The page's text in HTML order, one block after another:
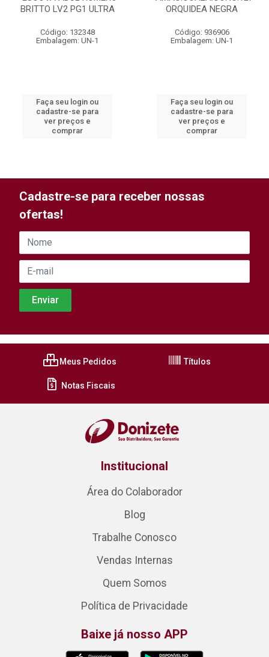
BRITTO LV2 PG1 ULTRA
Código: 132348
Embalagem: UN-1
Faça seu login ou
cadastre-se para
ver preços e
comprar
ORQUIDEA NEGRA
Código: 936906
Embalagem: UN-1
Faça seu login ou
cadastre-se para
ver preços e
comprar
Cadastre-se para receber nossas
ofertas!
Meus Pedidos Títulos
Notas Fiscais
Institucional
Área do Colaborador
Blog
Trabalhe Conosco
Vendas Internas
Quem Somos
Política de Privacidade
Baixe já nosso APP